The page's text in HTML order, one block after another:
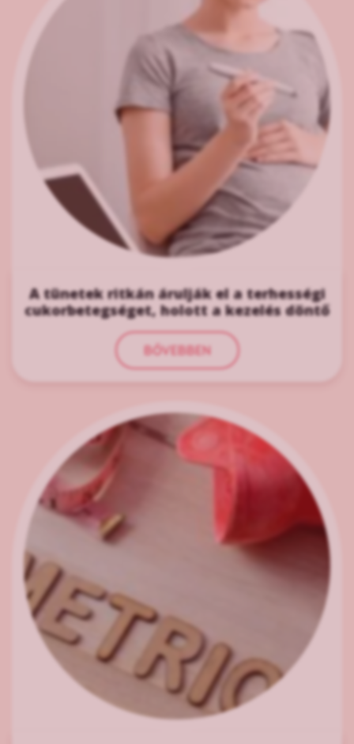
A tünetek ritkán árulják el a terhességi
cukorbetegséget, holott a kezelés döntő
BŐVEBBEN